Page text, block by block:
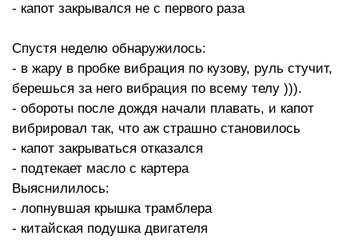
- капот закрывался не с первого раза
Спустя неделю обнаружилось:
- в жару в пробке вибрация по кузову, руль стучит,
берешься за него вибрация по всему телу ))).
- обороты после дождя начали плавать, и капот
вибрировал так, что аж страшно становилось
- капот закрываться отказался
- подтекает масло с картера
Выяснилилось:
- лопнувшая крышка трамблера
- китайская подушка двигателя